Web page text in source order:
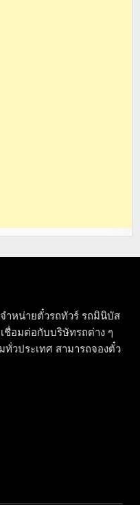
ำหน่ายตั๋วรถทัวร์ รถมินิบัส
ชื่อมต่อกับบริษัทรถต่าง ๆ
วประเทศ สามารถจองตั๋ว